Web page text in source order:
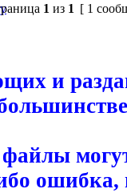
1 из 1 [ 1
и
файлы